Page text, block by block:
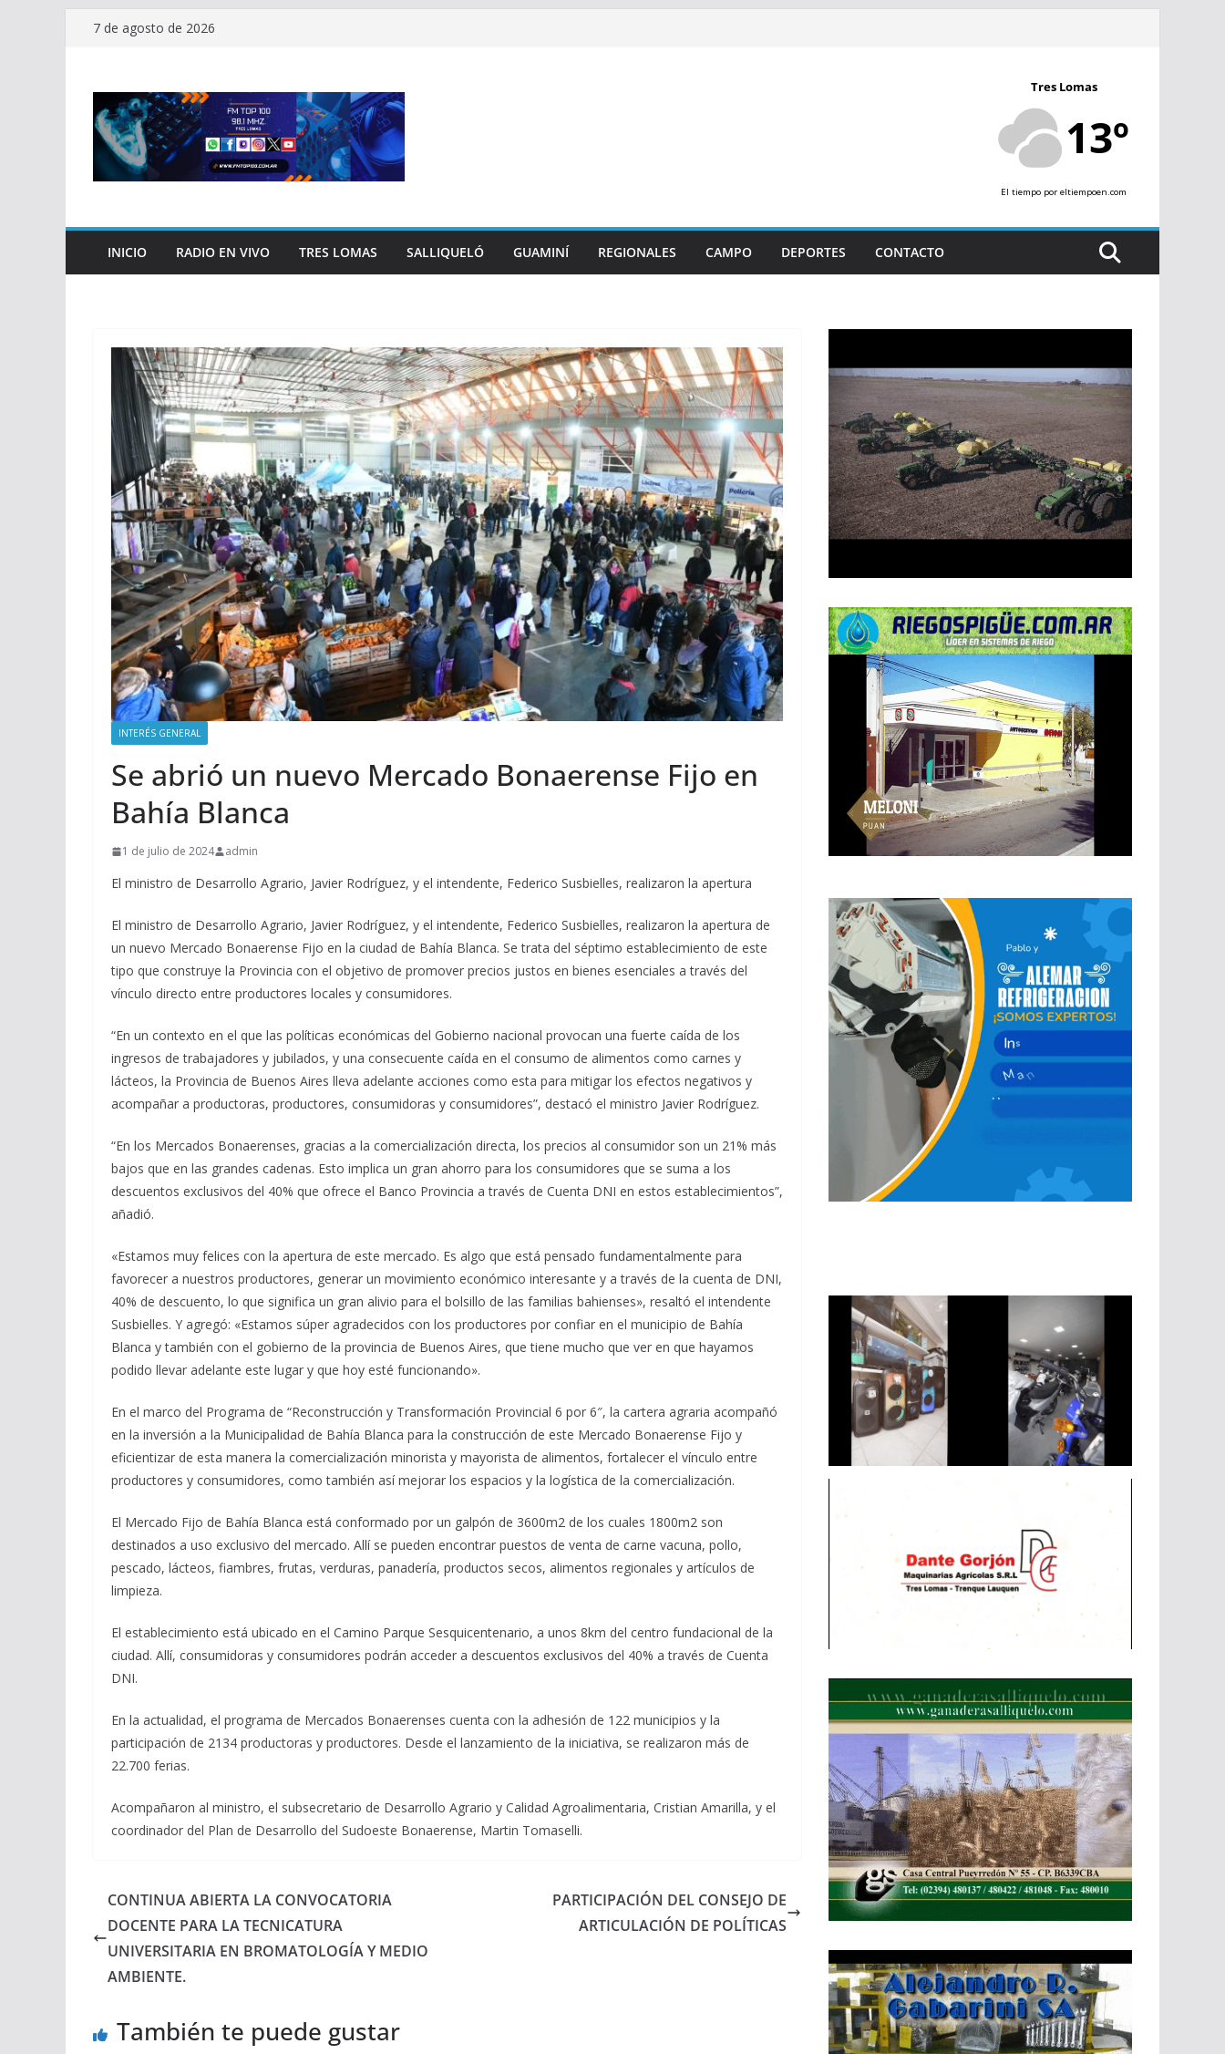
Saltar7 de agosto de 2026
Tres Lomas
13º
El tiempo por eltiempoen.com
INICIO RADIO EN VIVO TRES LOMAS SALLIQUELÓ GUAMINÍ REGIONALES CAMPO DEPORTES CONTACTO
INTERÉS GENERAL
Se abrió un nuevo Mercado Bonaerense Fijo en
Bahía Blanca
1 de julio de 2024 admin
El ministro de Desarrollo Agrario, Javier Rodríguez, y el intendente, Federico Susbielles, realizaron la apertura
El ministro de Desarrollo Agrario, Javier Rodríguez, y el intendente, Federico Susbielles, realizaron la apertura de
un nuevo Mercado Bonaerense Fijo en la ciudad de Bahía Blanca. Se trata del séptimo establecimiento de este
tipo que construye la Provincia con el objetivo de promover precios justos en bienes esenciales a través del
vínculo directo entre productores locales y consumidores.
“En un contexto en el que las políticas económicas del Gobierno nacional provocan una fuerte caída de los
ingresos de trabajadores y jubilados, y una consecuente caída en el consumo de alimentos como carnes y
lácteos, la Provincia de Buenos Aires lleva adelante acciones como esta para mitigar los efectos negativos y
acompañar a productoras, productores, consumidoras y consumidores”, destacó el ministro Javier Rodríguez.
“En los Mercados Bonaerenses, gracias a la comercialización directa, los precios al consumidor son un 21% más
bajos que en las grandes cadenas. Esto implica un gran ahorro para los consumidores que se suma a los
descuentos exclusivos del 40% que ofrece el Banco Provincia a través de Cuenta DNI en estos establecimientos”,
añadió.
«Estamos muy felices con la apertura de este mercado. Es algo que está pensado fundamentalmente para
favorecer a nuestros productores, generar un movimiento económico interesante y a través de la cuenta de DNI,
40% de descuento, lo que significa un gran alivio para el bolsillo de las familias bahienses», resaltó el intendente
Susbielles. Y agregó: «Estamos súper agradecidos con los productores por confiar en el municipio de Bahía
Blanca y también con el gobierno de la provincia de Buenos Aires, que tiene mucho que ver en que hayamos
podido llevar adelante este lugar y que hoy esté funcionando».
En el marco del Programa de “Reconstrucción y Transformación Provincial 6 por 6″, la cartera agraria acompañó
en la inversión a la Municipalidad de Bahía Blanca para la construcción de este Mercado Bonaerense Fijo y
eficientizar de esta manera la comercialización minorista y mayorista de alimentos, fortalecer el vínculo entre
productores y consumidores, como también así mejorar los espacios y la logística de la comercialización.
El Mercado Fijo de Bahía Blanca está conformado por un galpón de 3600m2 de los cuales 1800m2 son
destinados a uso exclusivo del mercado. Allí se pueden encontrar puestos de venta de carne vacuna, pollo,
pescado, lácteos, fiambres, frutas, verduras, panadería, productos secos, alimentos regionales y artículos de
limpieza.
El establecimiento está ubicado en el Camino Parque Sesquicentenario, a unos 8km del centro fundacional de la
ciudad. Allí, consumidoras y consumidores podrán acceder a descuentos exclusivos del 40% a través de Cuenta
DNI.
En la actualidad, el programa de Mercados Bonaerenses cuenta con la adhesión de 122 municipios y la
participación de 2134 productoras y productores. Desde el lanzamiento de la iniciativa, se realizaron más de
22.700 ferias.
Acompañaron al ministro, el subsecretario de Desarrollo Agrario y Calidad Agroalimentaria, Cristian Amarilla, y el
coordinador del Plan de Desarrollo del Sudoeste Bonaerense, Martin Tomaselli.
CONTINUA ABIERTA LA CONVOCATORIA
DOCENTE PARA LA TECNICATURA
UNIVERSITARIA EN BROMATOLOGÍA Y MEDIO
AMBIENTE.
PARTICIPACIÓN DEL CONSEJO DE
ARTICULACIÓN DE POLÍTICAS
También te puede gustar